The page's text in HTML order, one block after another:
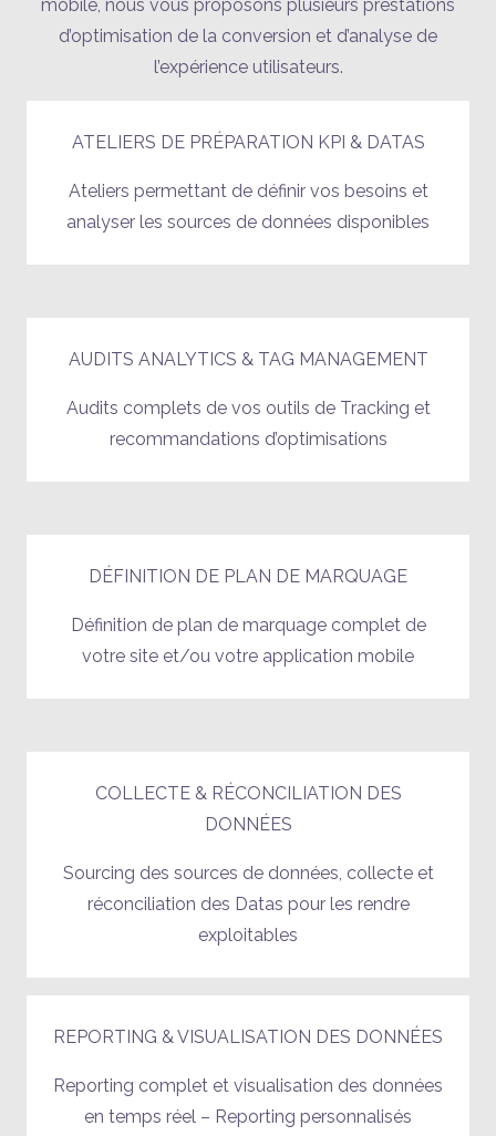
mobile, nous vous proposons plusieurs prestations
d’optimisation de la conversion et d’analyse de
l’expérience utilisateurs.
ATELIERS DE PRÉPARATION KPI & DATAS
Ateliers permettant de définir vos besoins et
analyser les sources de données disponibles
AUDITS ANALYTICS & TAG MANAGEMENT
Audits complets de vos outils de Tracking et
recommandations d’optimisations
DÉFINITION DE PLAN DE MARQUAGE
Définition de plan de marquage complet de
votre site et/ou votre application mobile
COLLECTE & RÉCONCILIATION DES
DONNÉES
Sourcing des sources de données, collecte et
réconciliation des Datas pour les rendre
exploitables
REPORTING & VISUALISATION DES DONNÉES
Reporting complet et visualisation des données
en temps réel – Reporting personnalisés